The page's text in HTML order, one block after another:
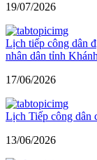
19/07/2026
Lịch tiếp công dân
nhân dân tỉnh
17/06/2026
Lịch Tiếp công dân
13/06/2026